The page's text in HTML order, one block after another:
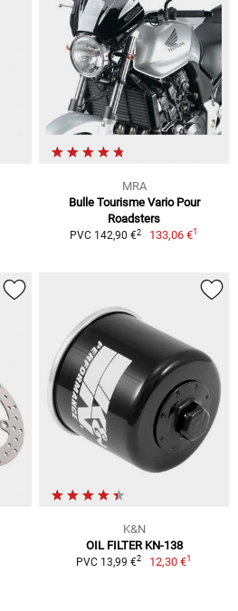
MRA
Bulle Tourisme Vario Pour
Roadsters
PVC 142,90 €2 133,06 €1
K&N
OIL FILTER KN-138
PVC 13,99 €2 12,30 €1